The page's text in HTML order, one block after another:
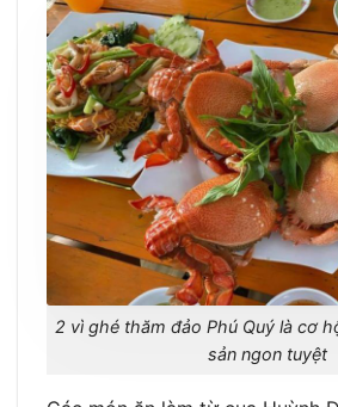
2 vì ghé thăm đảo Phú Quý là cơ
sản ngon tuyệt